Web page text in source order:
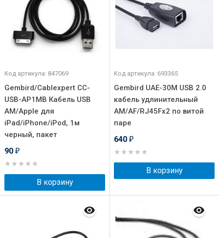
Код артикула: 847069
Gembird/Cablexpert CC-
USB-AP1MB Кабель USB
AM/Apple для
iPad/iPhone/iPod, 1м
черный, пакет
90 ₽
В корзину
Код артикула: 693365
Gembird UAE-30M USB 2.0
кабель удлинительный
AM/AF/RJ45Fx2 по витой
паре
640 ₽
В корзину